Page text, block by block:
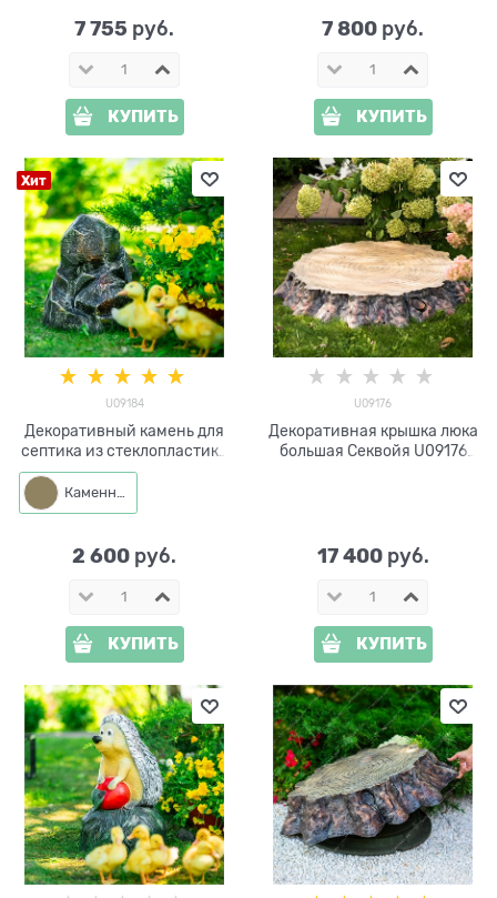
7 755 руб.
КУПИТЬ
7 800 руб.
КУПИТЬ
Хит
U09184
Декоративный камень для
септика из стеклопластика
U09184 ширина 35 см
Каменный
2 600 руб.
КУПИТЬ
U09176
Декоративная крышка люка
большая Секвойя U09176
17 400 руб.
КУПИТЬ